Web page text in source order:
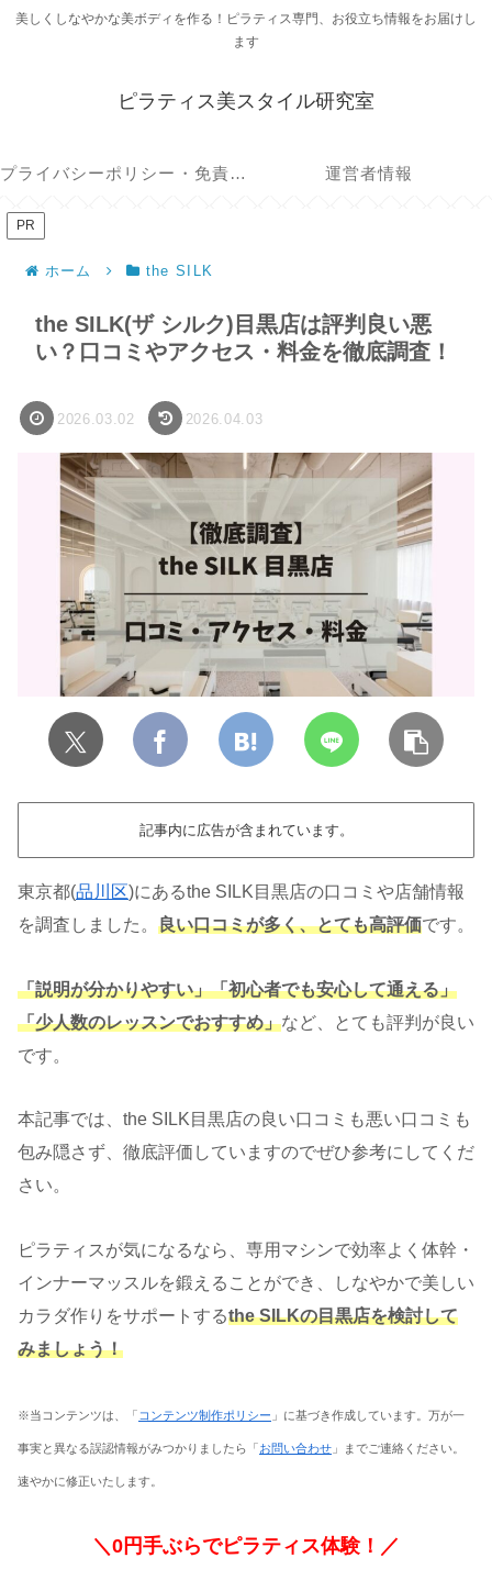
美しくしなやかな美ボディを作る！ピラティス専門、お役立ち情報をお届けし
ます
ピラティス美スタイル研究室
プライバシーポリシー・免責事項 運営者情報
PR
ホーム the SILK
the SILK(ザ シルク)目黒店は評判良い悪
い？口コミやアクセス・料金を徹底調査！
2026.03.02 2026.04.03
記事内に広告が含まれています。
東京都(品川区)にあるthe SILK目黒店の口コミや店舗情報
を調査しました。 良い口コミが多く、とても高評価です。
「説明が分かりやすい」「初心者でも安心して通える」
「少人数のレッスンでおすすめ」など、とても評判が良い
です。
本記事では、the SILK目黒店の良い口コミも悪い口コミも
包み隠さず、徹底評価していますのでぜひ参考にしてくだ
さい。
ピラティスが気になるなら、専用マシンで効率よく体幹・
インナーマッスルを鍛えることができ、しなやかで美しい
カラダ作りをサポートするthe SILKの目黒店を検討して
みましょう！
※当コンテンツは、「 コンテンツ制作ポリシー 」に基づき作成しています。万が一
事実と異なる誤認情報がみつかりましたら「お問い合わせ 」までご連絡ください。
速やかに修正いたします。
＼0円手ぶらでピラティス体験！／